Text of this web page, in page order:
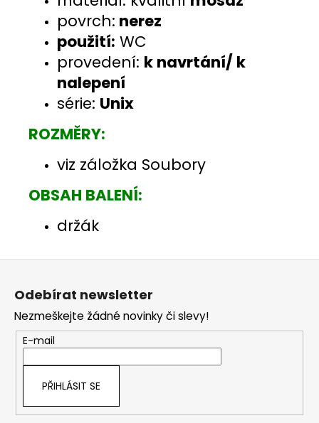
povrch: nerez
použití: WC
provedení: k navrtání/ k
nalepení
série: Unix
ROZMĚRY:
viz záložka Soubory
OBSAH BALENÍ:
držák
Z
Odebírat newsletter
Nezmeškejte žádné novinky či slevy!
E-mail
PŘIHLÁSIT SE